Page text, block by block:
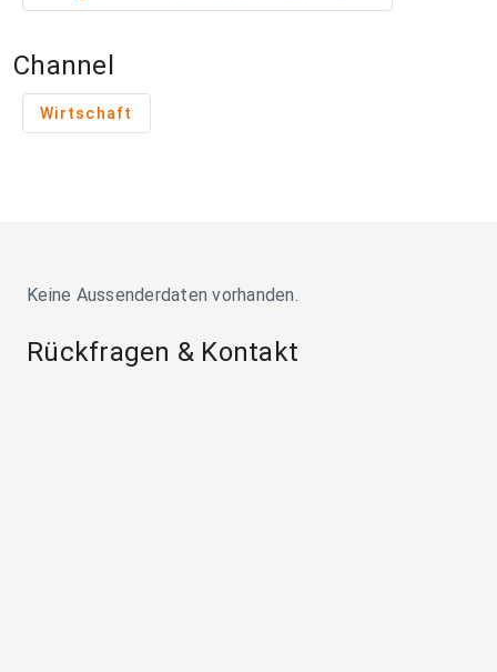
Channel
Wirtschaft
Keine Aussenderdaten vorhanden.
Rückfragen & Kontakt